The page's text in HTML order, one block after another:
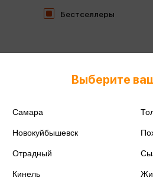
Бестселлеры
Выберите
Самара
Новокуйбышевск
Отрадный
Кинель